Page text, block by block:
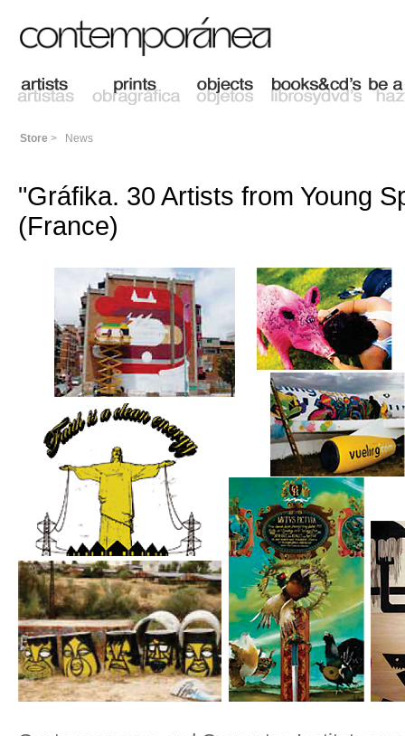
Store > News
"Gráfika. 30 Artists from Young
(France)